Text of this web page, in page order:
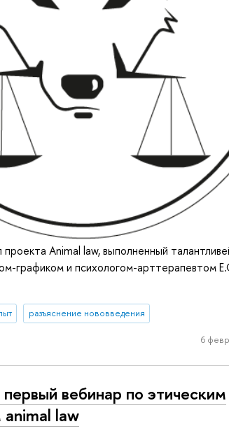
Animal law, выполненный
графиком и психологом-арттерапевтом
разъяснение нововведения
6
вебинар по этическим
law